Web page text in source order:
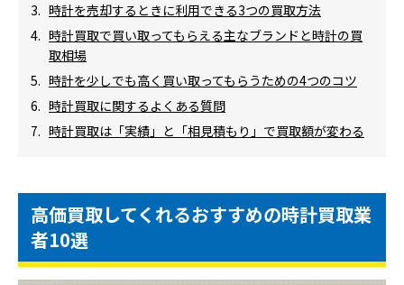
時計を売却するときに利用できる3つの買取方法
時計買取で買い取ってもらえる主なブランドと時計の買
取相場
時計を少しでも高く買い取ってもらうための4つのコツ
時計買取に関するよくある質問
時計買取は「実績」と「相見積もり」で買取額が変わる
高価買取してくれるおすすめの時計買取業
者10選